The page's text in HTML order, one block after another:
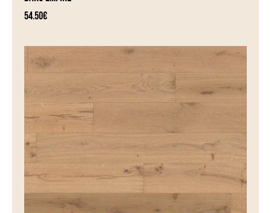
54.50€